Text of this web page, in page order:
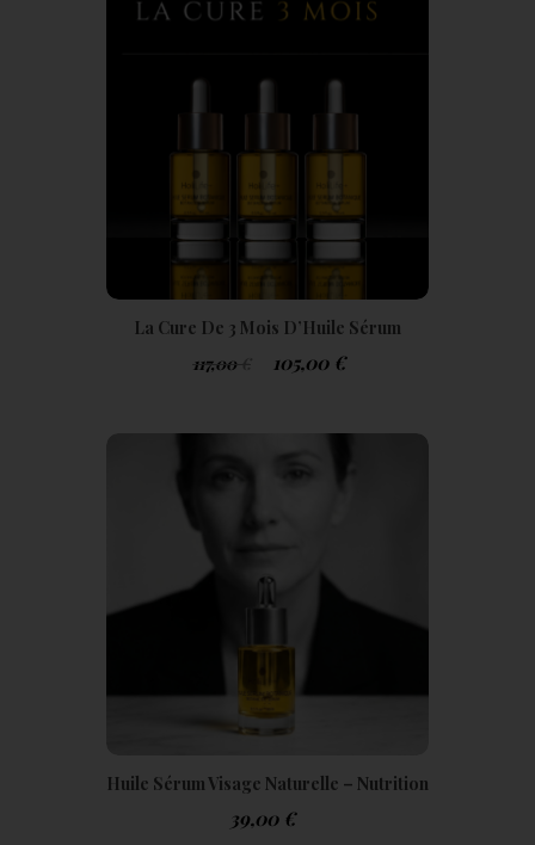
La Cure De 3 Mois D’Huile Sérum
Botanique Luxueuse HoliLife+
117,00 105,00 €
Huile Sérum Visage Naturelle – Nutrition
& Éclat Peau Mature | Holigreen
39,00 €